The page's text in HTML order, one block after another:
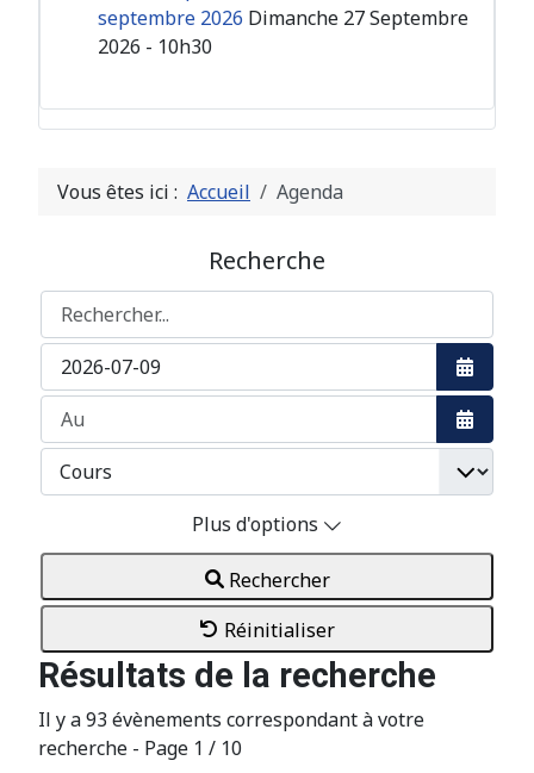
septembre 2026 Dimanche 27 Septembre
2026 - 10h30
Vous êtes ici : Accueil Agenda
Recherche
Rechercher...
Ouvrir
Ouvrir
Plus d'options
Rechercher
Réinitialiser
Résultats de la recherche
Il y a 93 évènements correspondant à votre
recherche - Page 1 / 10